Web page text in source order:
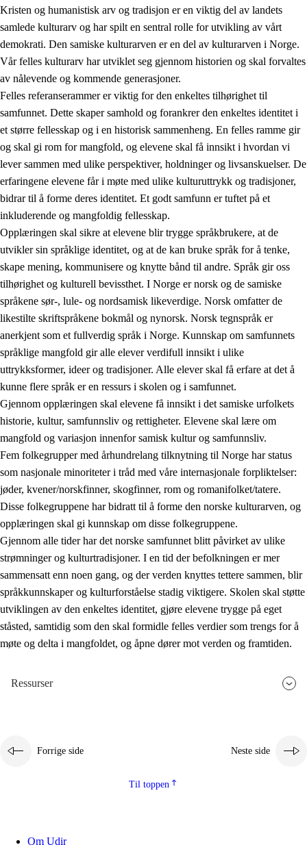
1.1 Menneskeverdet
1.2 Identitet og kulturelt mangfold
1.3 Kritisk tenkning og etisk bevissthet
1.4 Skaperglede, engasjement og utforskertrang
1.5 Respekt for naturen og miljøbevissthet
1.6 Demokrati og medvirkning
Kristen og humanistisk arv og tradisjon er en viktig del av landets
samlede kulturarv og har spilt en sentral rolle for utvikling av vårt
demokrati. Den samiske kulturarven er en del av kulturarven i Norge.
Vår felles kulturarv har utviklet seg gjennom historien og skal forvaltes
av nålevende og kommende generasjoner.
Felles referanserammer er viktig for den enkeltes tilhørighet til
samfunnet. Dette skaper samhold og forankrer den enkeltes identitet i
et større fellesskap og i en historisk sammenheng. En felles ramme gir
og skal gi rom for mangfold, og elevene skal få innsikt i hvordan vi
lever sammen med ulike perspektiver, holdninger og livsanskuelser. De
erfaringene elevene får i møte med ulike kulturuttrykk og tradisjoner,
bidrar til å forme deres identitet. Et godt samfunn er tuftet på et
inkluderende og mangfoldig fellesskap.
Opplæringen skal sikre at elevene blir trygge språkbrukere, at de
utvikler sin språklige identitet, og at de kan bruke språk for å tenke,
skape mening, kommunisere og knytte bånd til andre. Språk gir oss
tilhørighet og kulturell bevissthet. I Norge er norsk og de samiske
språkene sør-, lule- og nordsamisk likeverdige. Norsk omfatter de
likestilte skriftspråkene bokmål og nynorsk. Norsk tegnspråk er
anerkjent som et fullverdig språk i Norge. Kunnskap om samfunnets
språklige mangfold gir alle elever verdifull innsikt i ulike
uttrykksformer, ideer og tradisjoner. Alle elever skal få erfare at det å
kunne flere språk er en ressurs i skolen og i samfunnet.
Gjennom opplæringen skal elevene få innsikt i det samiske urfolkets
historie, kultur, samfunnsliv og rettigheter. Elevene skal lære om
mangfold og variasjon innenfor samisk kultur og samfunnsliv.
Fem folkegrupper med århundrelang tilknytning til Norge har status
som nasjonale minoriteter i tråd med våre internasjonale forpliktelser:
jøder, kvener/norskfinner, skogfinner, rom og romanifolket/tatere.
Disse folkegruppene har bidratt til å forme den norske kulturarven, og
opplæringen skal gi kunnskap om disse folkegruppene.
Gjennom alle tider har det norske samfunnet blitt påvirket av ulike
strømninger og kulturtradisjoner. I en tid der befolkningen er mer
sammensatt enn noen gang, og der verden knyttes tettere sammen, blir
språkkunnskaper og kulturforståelse stadig viktigere. Skolen skal støtte
utviklingen av den enkeltes identitet, gjøre elevene trygge på eget
ståsted, samtidig som den skal formidle felles verdier som trengs for å
møte og delta i mangfoldet, og åpne dører mot verden og framtiden.
Ressurser
Forrige side Neste side
Til toppen
Om Udir